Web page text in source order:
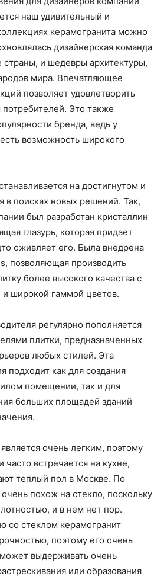
наш удивительный и
керамогранита можно
дизайнерская команда
страны, и шедевры архитектуры,
мира. Впечатляющее
позволяет удовлетворить
Это также
бренда, ведь у
возможность широкого
на достигнутом и
в поисках новых решений. Так,
был разработан кристаллин
глазурь, которая придает
оживляет его. Была внедрена
позволяющая производить
более высокого качества с
и широкой гаммой цветов.
регулярно пополняется
плитки, предназначенных
любых стилей. Эта
подходит как для создания
помещении, так и для
больших площадей зданий
очень легким, поэтому
часто встречается на кухне,
теплый пол в Москве. По
похож на стекло, поскольку
и в нем нет пор.
со стеклом керамогранит
поэтому его очень
выдерживать очень
или образования